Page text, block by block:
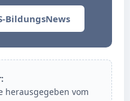
BildungsNews
herausgegeben vom